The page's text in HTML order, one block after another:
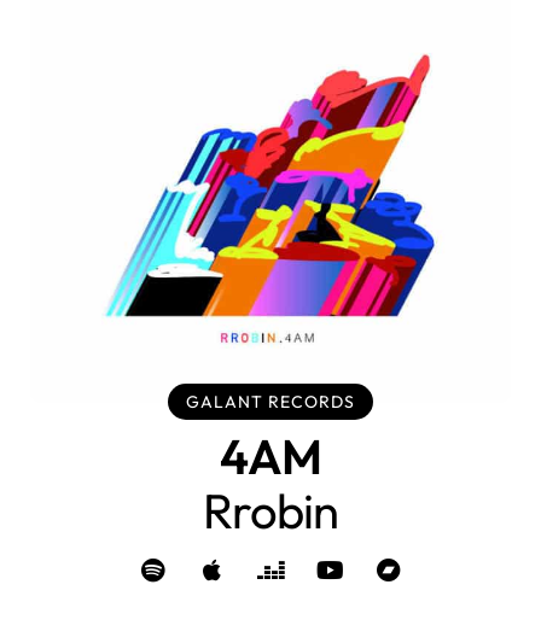
GALANT RECORDS
4AM
Rrobin